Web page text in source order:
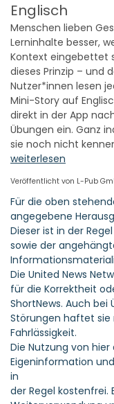
Englisch
Menschen lieben
Lerninhalte besser,
Kontext eingebettet
dieses Prinzip – und
Nutzer*innen lesen
Mini-Story auf
direkt in der App
Übungen ein. Ganz
sie noch nicht
weiterlesen
Veröffentlicht von L-Pub
Für die oben
angegebene
Dieser ist in der
sowie der
Die United News
für die Korrektheit
ShortNews. Auch
Störungen haftet sie
Fahrlässigkeit.
Die Nutzung von
Eigeninformation
in
der Regel kostenfrei.